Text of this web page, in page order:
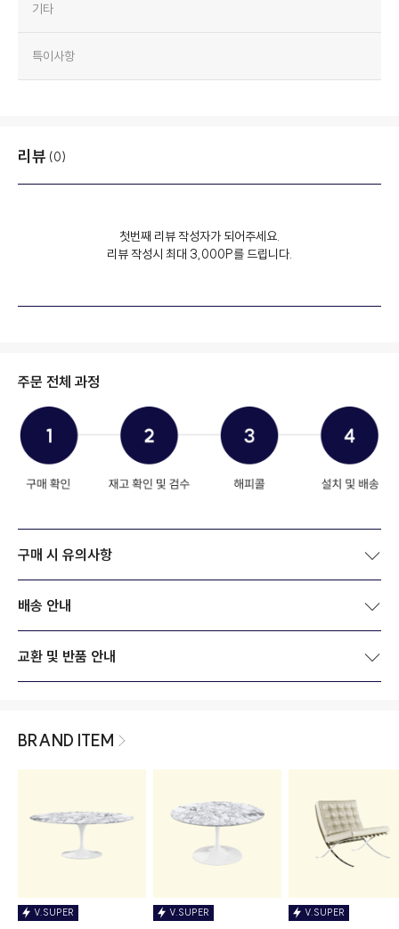
기타
특이사항
리뷰 (0)
첫번째 리뷰 작성자가 되어주세요.
리뷰 작성시 최대 3,000P를 드립니다.
주문 전체 과정
구매 시 유의사항
배송 안내
교환 및 반품 안내
BRAND ITEM
V.SUPER
V.SUPER
V.SUPER